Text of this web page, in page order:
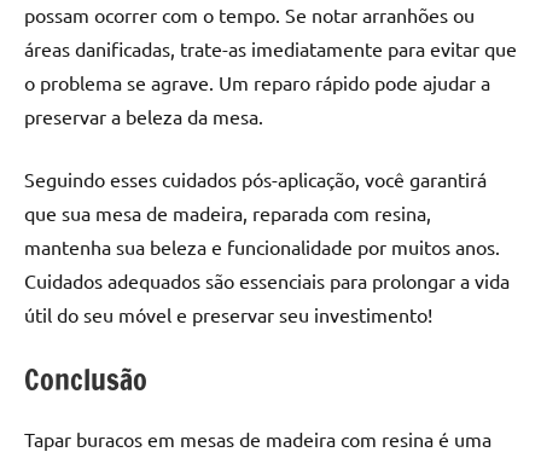
possam ocorrer com o tempo. Se notar arranhões ou
áreas danificadas, trate-as imediatamente para evitar que
o problema se agrave. Um reparo rápido pode ajudar a
preservar a beleza da mesa.
Seguindo esses cuidados pós-aplicação, você garantirá
que sua mesa de madeira, reparada com resina,
mantenha sua beleza e funcionalidade por muitos anos.
Cuidados adequados são essenciais para prolongar a vida
útil do seu móvel e preservar seu investimento!
Conclusão
Tapar buracos em mesas de madeira com resina é uma